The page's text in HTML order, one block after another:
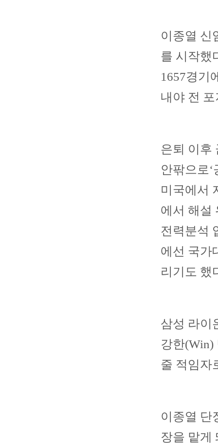
이종열 신
를 시작했
1657경기
내야 전
은퇴 이후
안팎으로
미국에서
에서 해설
전력분석
에선 국가
리기도 했
삼성 라이
강한(Win)
줄 적임자
이종열 단
장을 맡게